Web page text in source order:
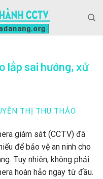
lắp sai hướng, xử
THỊ THU THẢO
giám sát (CCTV) đã
để bảo vệ an ninh cho
Tuy nhiên, không phải
hoàn hảo ngay từ đầu.